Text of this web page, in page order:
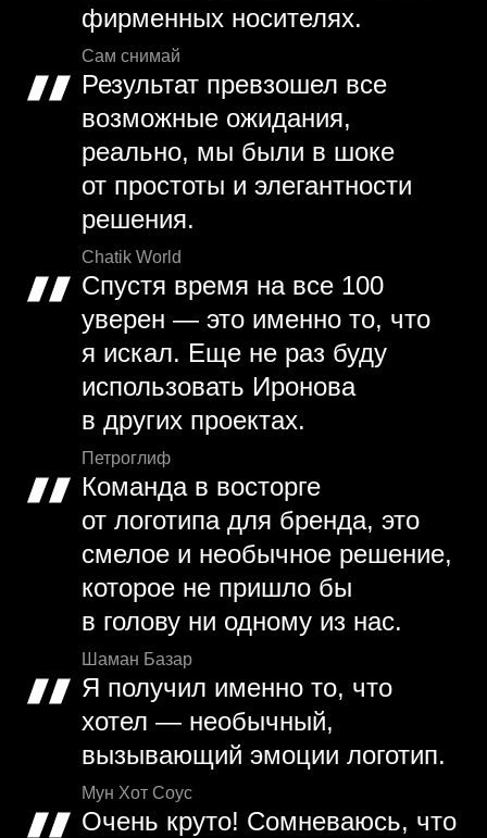
фирменных носителях.
Сам снимай
Результат превзошел все
возможные ожидания,
реально, мы были в шоке
от простоты и элегантности
решения.
Chatik World
Спустя время на все 100
уверен — это именно то, что
я искал. Еще не раз буду
использовать Иронова
в других проектах.
Петроглиф
Команда в восторге
от логотипа для бренда, это
смелое и необычное решение,
которое не пришло бы
в голову ни одному из нас.
Шаман Базар
Я получил именно то, что
хотел — необычный,
вызывающий эмоции логотип.
Мун Хот Соус
Очень круто! Сомневаюсь, что